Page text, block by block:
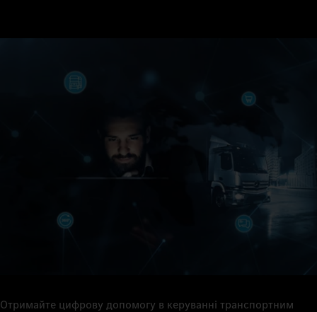
Отримайте цифрову допомогу в керуванні транспортним